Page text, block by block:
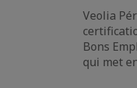
Veolia
Bons
qui met